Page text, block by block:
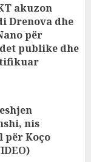
akuzon
Drenova dhe
për
publike dhe
nis
për Koço